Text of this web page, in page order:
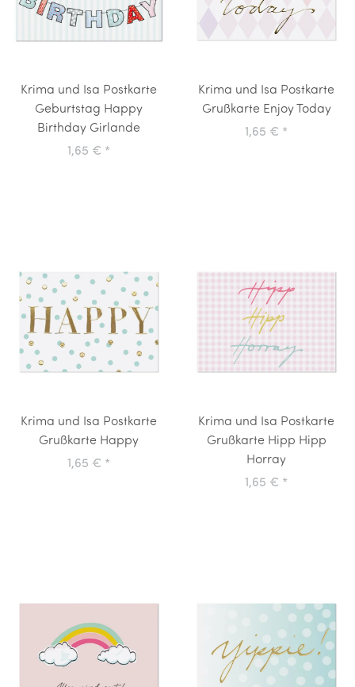
Krima und Isa Postkarte
Geburtstag Happy
Birthday Girlande
1,65 € *
Krima und Isa Postkarte
Grußkarte Enjoy Today
1,65 € *
Krima und Isa Postkarte
Grußkarte Happy
1,65 € *
Krima und Isa Postkarte
Grußkarte Hipp Hipp
Horray
1,65 € *